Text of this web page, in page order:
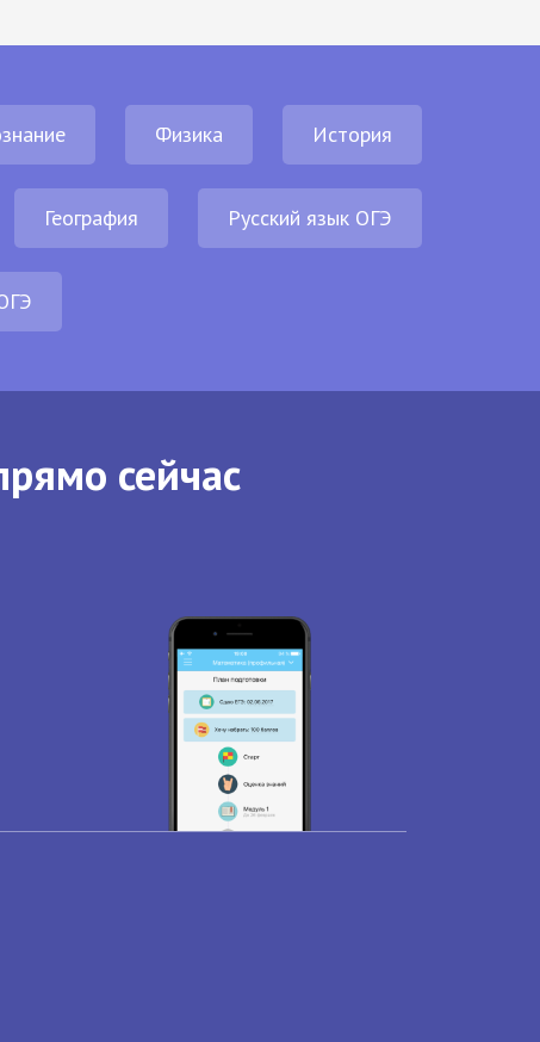
Физика История
География Русский язык ОГЭ
сейчас